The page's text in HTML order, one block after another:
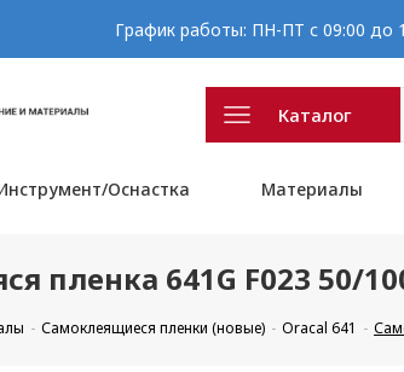
График работы: ПН-ПТ с 09:00 до
Каталог
Оснастка Материалы
пленка 641G F023 50/
Самоклеящиеся пленки (новые) Oracal 641